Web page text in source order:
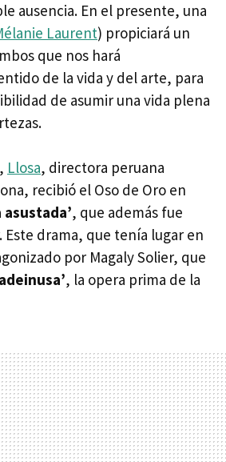
ausencia. En el presente, una
Laurent) propiciará un
que nos hará
de la vida y del arte, para
de asumir una vida plena
Llosa, directora peruana
recibió el Oso de Oro en
asustada’, que además fue
Este drama, que tenía lugar en
por Magaly Solier, que
, la opera prima de la